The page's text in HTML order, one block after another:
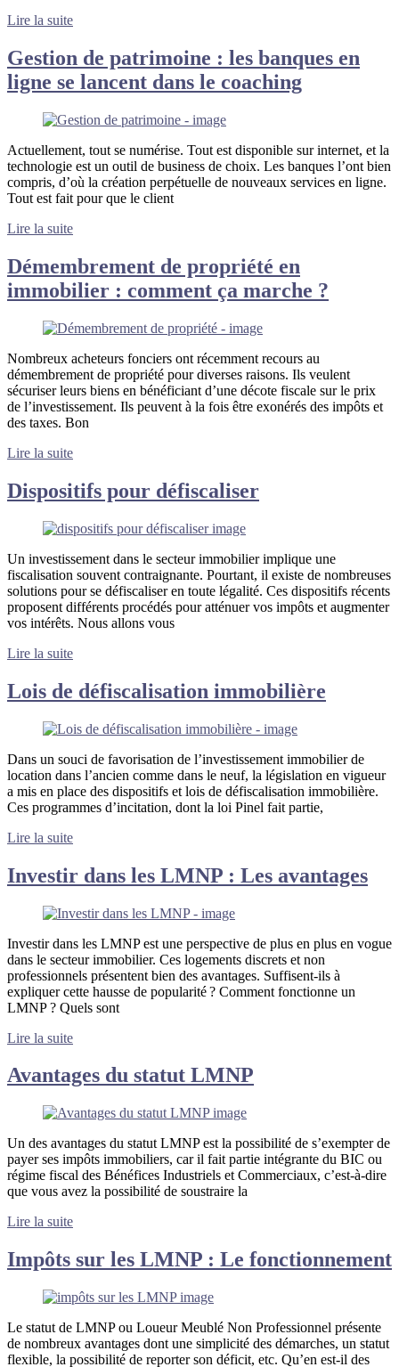
Lire la suite
Gestion de patrimoine : les banques en
ligne se lancent dans le coaching
Actuellement, tout se numérise. Tout est disponible sur internet, et la
technologie est un outil de business de choix. Les banques l’ont bien
compris, d’où la création perpétuelle de nouveaux services en ligne.
Tout est fait pour que le client
Lire la suite
Démembrement de propriété en
immobilier : comment ça marche ?
Nombreux acheteurs fonciers ont récemment recours au
démembrement de propriété pour diverses raisons. Ils veulent
sécuriser leurs biens en bénéficiant d’une décote fiscale sur le prix
de l’investissement. Ils peuvent à la fois être exonérés des impôts et
des taxes. Bon
Lire la suite
Dispositifs pour défiscaliser
Un investissement dans le secteur immobilier implique une
fiscalisation souvent contraignante. Pourtant, il existe de nombreuses
solutions pour se défiscaliser en toute légalité. Ces dispositifs récents
proposent différents procédés pour atténuer vos impôts et augmenter
vos intérêts. Nous allons vous
Lire la suite
Lois de défiscalisation immobilière
Dans un souci de favorisation de l’investissement immobilier de
location dans l’ancien comme dans le neuf, la législation en vigueur
a mis en place des dispositifs et lois de défiscalisation immobilière.
Ces programmes d’incitation, dont la loi Pinel fait partie,
Lire la suite
Investir dans les LMNP : Les avantages
Investir dans les LMNP est une perspective de plus en plus en vogue
dans le secteur immobilier. Ces logements discrets et non
professionnels présentent bien des avantages. Suffisent-ils à
expliquer cette hausse de popularité ? Comment fonctionne un
LMNP ? Quels sont
Lire la suite
Avantages du statut LMNP
Un des avantages du statut LMNP est la possibilité de s’exempter de
payer ses impôts immobiliers, car il fait partie intégrante du BIC ou
régime fiscal des Bénéfices Industriels et Commerciaux, c’est-à-dire
que vous avez la possibilité de soustraire la
Lire la suite
Impôts sur les LMNP : Le fonctionnement
Le statut de LMNP ou Loueur Meublé Non Professionnel présente
de nombreux avantages dont une simplicité des démarches, un statut
flexible, la possibilité de reporter son déficit, etc. Qu’en est-il des